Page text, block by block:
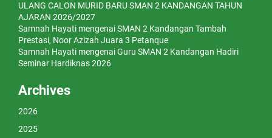
ULANG CALON MURID BARU SMAN 2 KANDANGAN TAHUN
AJARAN 2026/2027
Samnah Hayati mengenaiSMAN 2 Kandangan Tambah
Prestasi, Noor Azizah Juara 3 Petanque
Samnah Hayati mengenaiGuru SMAN 2 Kandangan Hadiri
Seminar Hardiknas 2026
Archives
2026
2025